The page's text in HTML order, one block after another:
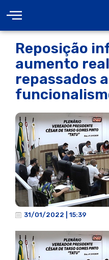
Reposição
aumento
repassados
31/01/2022 | 15:39